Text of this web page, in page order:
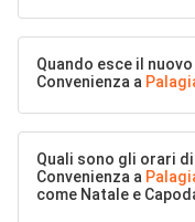
Quando esce il
Convenienza a
Quali sono gli orari
Convenienza a
come Natale e